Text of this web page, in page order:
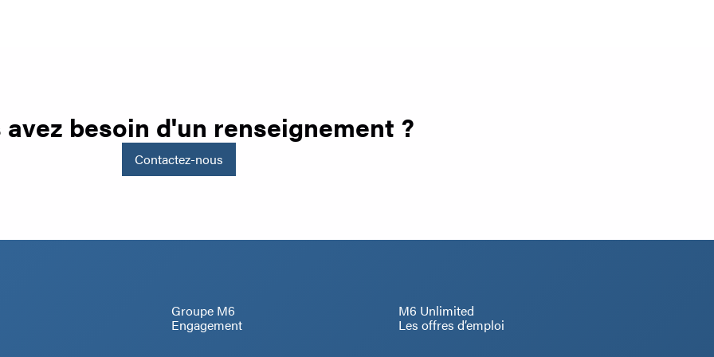
avez besoin d'un renseignement ?
Contactez-nous
Groupe M6
Engagement
M6 Unlimited
Les offres d’emploi